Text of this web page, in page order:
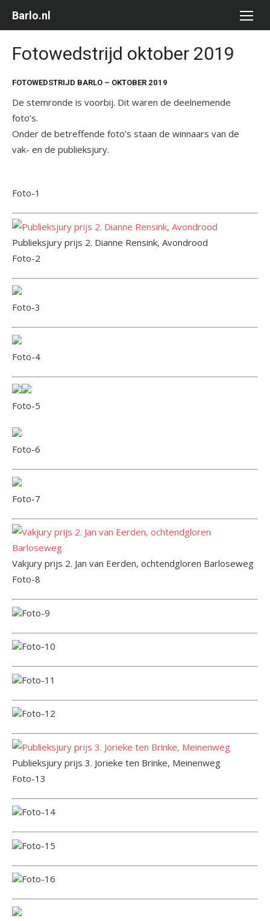
naar
inhoud
Barlo.nl
Fotowedstrijd oktober 2019
FOTOWEDSTRIJD BARLO – OKTOBER 2019
De stemronde is voorbij. Dit waren de deelnemende
foto’s.
Onder de betreffende foto’s staan de winnaars van de
vak- en de publieksjury.
Foto-1
Publieksjury prijs 2. Dianne Rensink, Avondrood
Foto-2
Foto-3
Foto-4
Foto-5
Foto-6
Foto-7
Vakjury prijs 2. Jan van Eerden, ochtendgloren Barloseweg
Foto-8
Foto-9
Foto-10
Foto-11
Foto-12
Publieksjury prijs 3. Jorieke ten Brinke, Meinenweg
Foto-13
Foto-14
Foto-15
Foto-16